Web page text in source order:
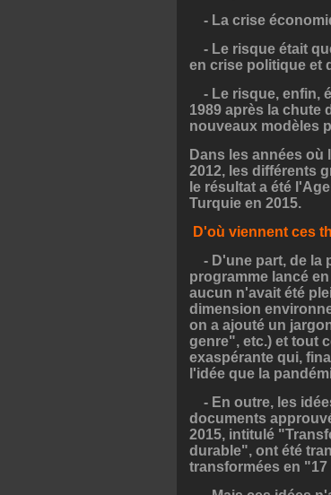
- La crise
- Le risque était
en crise politique et
- Le risque, enfin,
1989 après la chute
nouveaux modèles
Dans les années
2012, les différents
le résultat a été
Turquie en 2015.
D'où viennent ces
- D'une part, de la
programme lancé
aucun n'avait été
dimension
on a ajouté un
genre", etc.) et tout
exaspérante qui,
l'idée que la
- En outre, les
documents
2015, intitulé
durable", ont été
transformées en